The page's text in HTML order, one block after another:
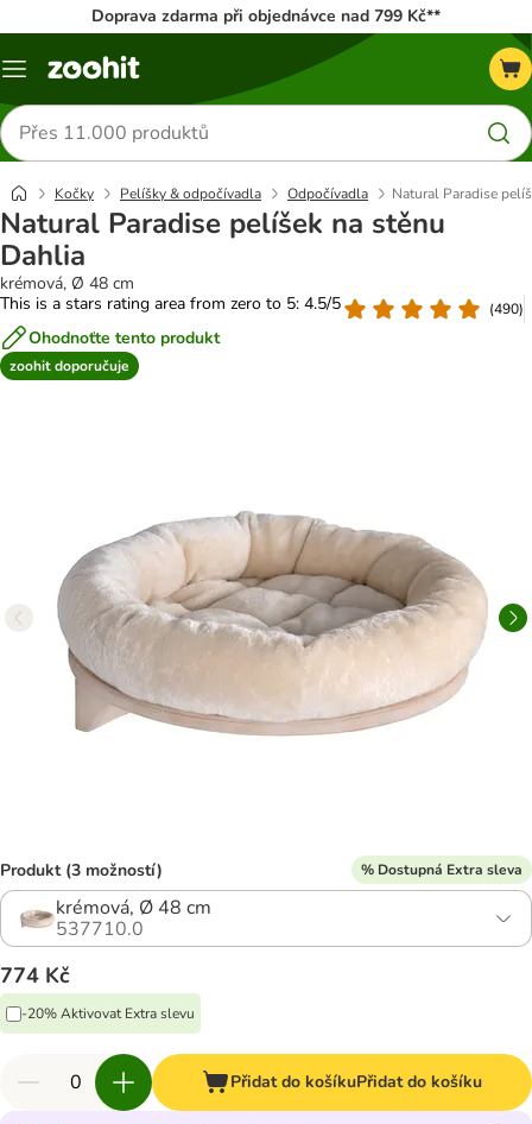
Doprava zdarma při objednávce nad 799 Kč**
Menu
Hledat
produkty
Kočky Pelíšky & odpočívadla Odpočívadla Natural Paradise
Natural Paradise pelíšek na stěnu
Dahlia
krémová, Ø 48 cm
This is a stars rating area from zero to 5: 4.5/5
(490)
Ohodnoťte tento produkt
zoohit doporučuje
Produkt (3 možností) % Dostupná Extra sleva
krémová, Ø 48 cm
537710.0
774 Kč
-20% Aktivovat Extra slevu
Přidat do košíkuPřidat do košíku